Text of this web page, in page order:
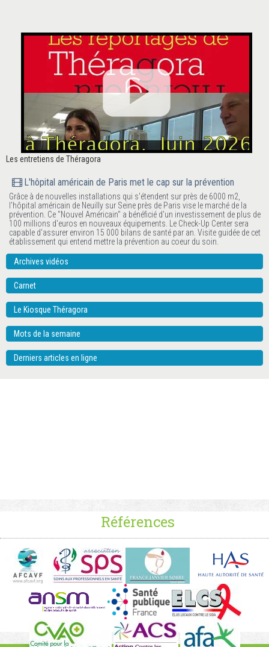
Les entretiens de Théragora
L'hôpital américain de Paris met le cap sur la prévention
Grâce à de nouvelles installations qui s'étendent sur près de 6000 m2,
l'hôpital américain de Neuilly sur Seine près de Paris vise le marché de la
prévention. Ce "Nouvel Américain" a bénéficié d'un investissement de plus de
100 millions d'euros en nouveaux équipements. Le Check-Up Center sera
capable d'assurer environ 15 000 bilans de santé par an. Visite guidée de cet
établissement qui entend mettre la prévention au coeur du soin.
Archives vidéos
Carnet
Le Kiosque Théragora
Mots de la semaine
Derniers articles en ligne
Références